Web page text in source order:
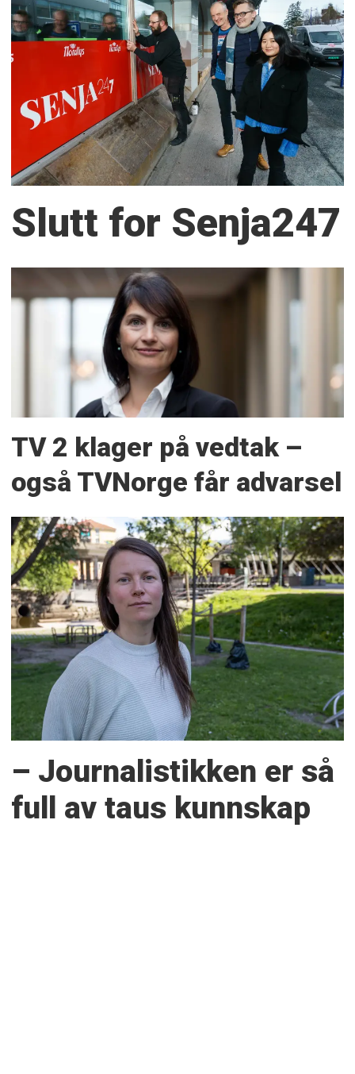
Slutt for Senja247
TV 2 klager på vedtak –
også TVNorge får advarsel
– Journalistikken er så
full av taus kunnskap